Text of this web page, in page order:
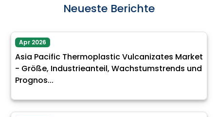
Neueste Berichte
Apr 2026
Asia Pacific Thermoplastic Vulcanizates Market
- Größe, Industrieanteil, Wachstumstrends und
Prognos...